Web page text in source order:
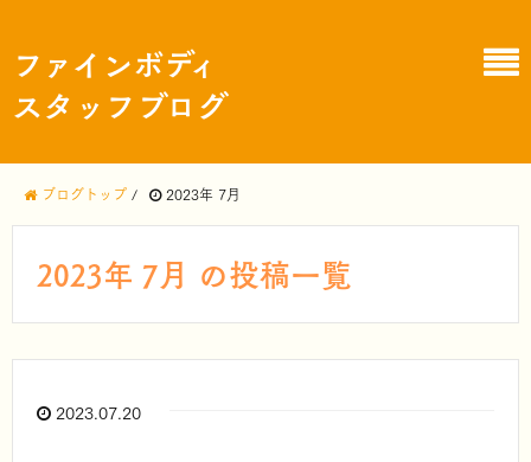
ファインボディ
スタッフブログ
ブログトップ / 2023年 7月
2023年 7月 の投稿一覧
2023.07.20